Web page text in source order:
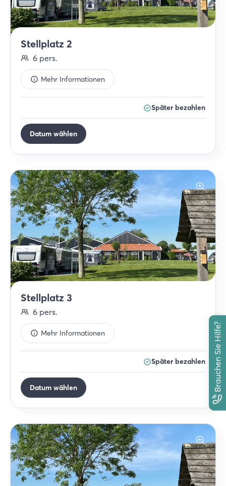
Brauchen Sie Hilfe?
Stellplatz 2
6 pers.
Mehr Informationen
Später bezahlen
Datum wählen
Stellplatz 3
6 pers.
Mehr Informationen
Später bezahlen
Datum wählen